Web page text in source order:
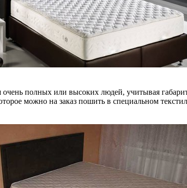
очень полных или высоких людей, учитывая
можно на заказ пошить в специальном